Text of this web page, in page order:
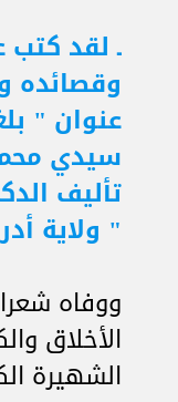
ـ لقد
وقصائده
عنوان "
سيدي
تأليف
" ولاية
ووفاه
الأخلاق
الشهيرة